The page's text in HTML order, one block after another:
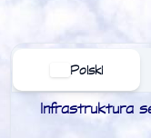
Polski
Infrastruktura